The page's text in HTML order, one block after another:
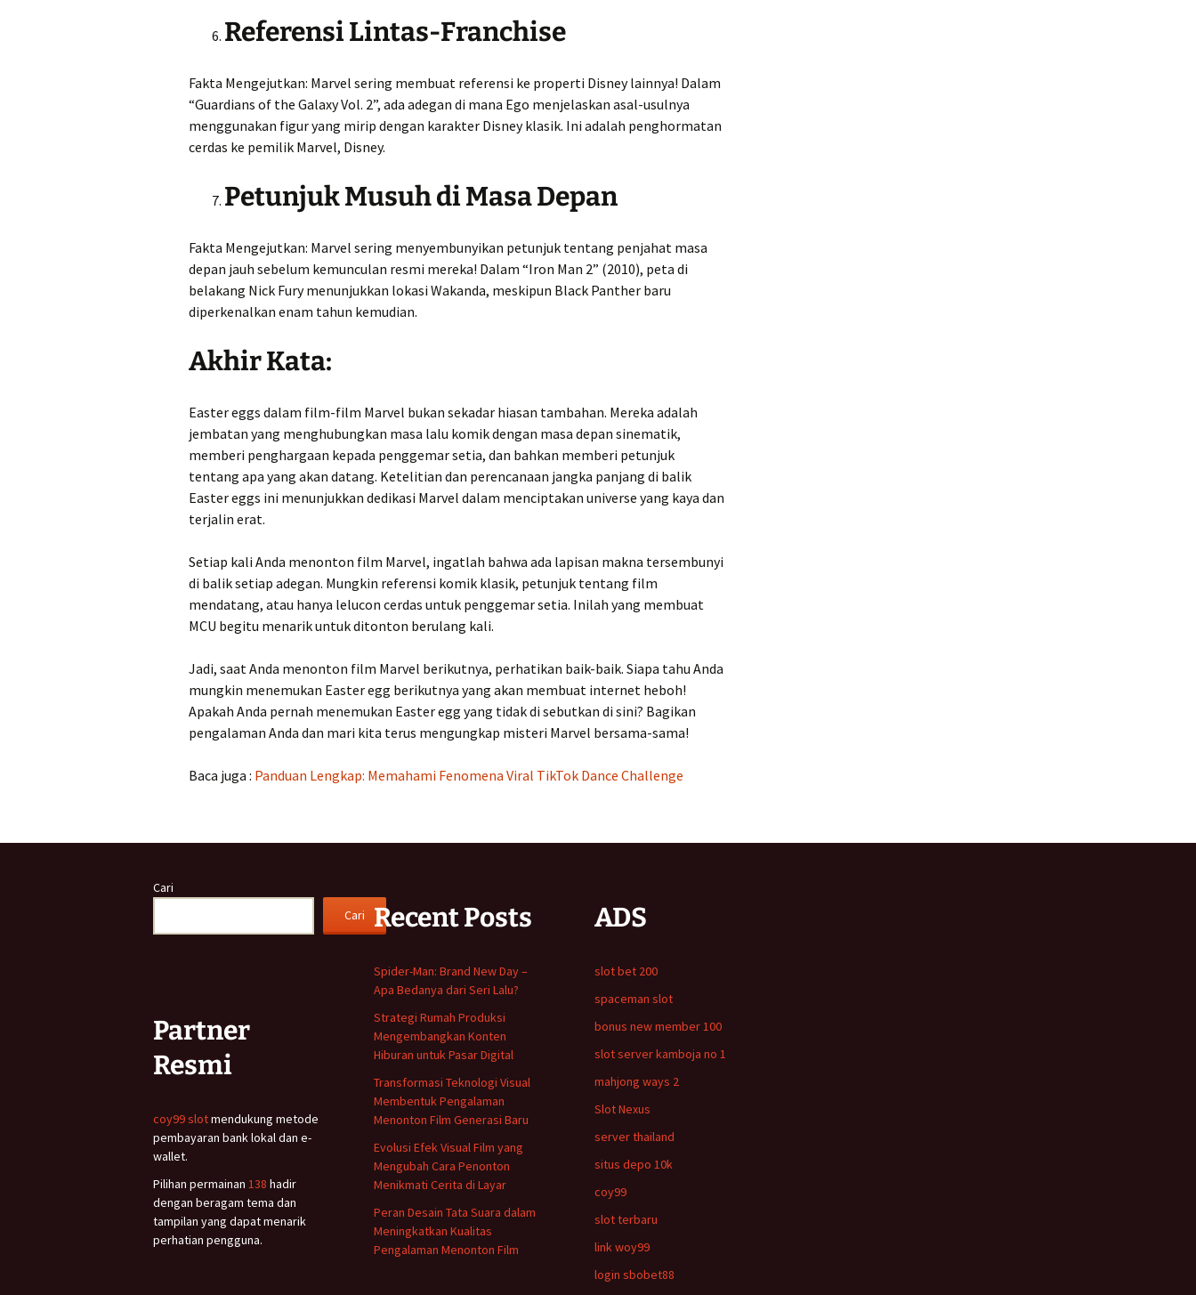
Referensi Lintas-Franchise
Fakta Mengejutkan: Marvel sering membuat referensi ke properti Disney lainnya! Dalam
“Guardians of the Galaxy Vol. 2”, ada adegan di mana Ego menjelaskan asal-usulnya
menggunakan figur yang mirip dengan karakter Disney klasik. Ini adalah penghormatan
cerdas ke pemilik Marvel, Disney.
Petunjuk Musuh di Masa Depan
Fakta Mengejutkan: Marvel sering menyembunyikan petunjuk tentang penjahat masa
depan jauh sebelum kemunculan resmi mereka! Dalam “Iron Man 2” (2010), peta di
belakang Nick Fury menunjukkan lokasi Wakanda, meskipun Black Panther baru
diperkenalkan enam tahun kemudian.
Akhir Kata:
Easter eggs dalam film-film Marvel bukan sekadar hiasan tambahan. Mereka adalah
jembatan yang menghubungkan masa lalu komik dengan masa depan sinematik,
memberi penghargaan kepada penggemar setia, dan bahkan memberi petunjuk
tentang apa yang akan datang. Ketelitian dan perencanaan jangka panjang di balik
Easter eggs ini menunjukkan dedikasi Marvel dalam menciptakan universe yang kaya dan
terjalin erat.
Setiap kali Anda menonton film Marvel, ingatlah bahwa ada lapisan makna tersembunyi
di balik setiap adegan. Mungkin referensi komik klasik, petunjuk tentang film
mendatang, atau hanya lelucon cerdas untuk penggemar setia. Inilah yang membuat
MCU begitu menarik untuk ditonton berulang kali.
Jadi, saat Anda menonton film Marvel berikutnya, perhatikan baik-baik. Siapa tahu Anda
mungkin menemukan Easter egg berikutnya yang akan membuat internet heboh!
Apakah Anda pernah menemukan Easter egg yang tidak di sebutkan di sini? Bagikan
pengalaman Anda dan mari kita terus mengungkap misteri Marvel bersama-sama!
Baca juga : Panduan Lengkap: Memahami Fenomena Viral TikTok Dance Challenge
Cari
Cari
Recent Posts
Spider-Man: Brand New Day –
Apa Bedanya dari Seri Lalu?
Strategi Rumah Produksi
Mengembangkan Konten
Hiburan untuk Pasar Digital
Transformasi Teknologi Visual
Membentuk Pengalaman
Menonton Film Generasi Baru
Evolusi Efek Visual Film yang
Mengubah Cara Penonton
Menikmati Cerita di Layar
Peran Desain Tata Suara dalam
Meningkatkan Kualitas
Pengalaman Menonton Film
ADS
slot bet 200
spaceman slot
bonus new member 100
slot server kamboja no 1
mahjong ways 2
Slot Nexus
server thailand
situs depo 10k
coy99
slot terbaru
link woy99
login sbobet88
Partner
Resmi
coy99 slotmendukung metode
pembayaran bank lokal dan e-
wallet.
Pilihan permainan 138 hadir
dengan beragam tema dan
tampilan yang dapat menarik
perhatian pengguna.